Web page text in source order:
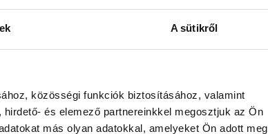
A sütikről
közösségi funkciók biztosításához, valamint
és elemező partnereinkkel megosztjuk az Ön
más olyan adatokkal, amelyeket Ön adott meg
125,000 KG 405,70
175,000 KG 540,30